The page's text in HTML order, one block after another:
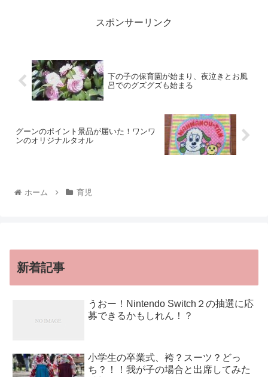
スポンサーリンク
下の子の保育園が始まり、夜泣きとお風
呂でのグズグズも始まる
グーンのポイント景品が届いた！ワンワ
ンのオリジナルタオル
ホーム 育児
新着記事
うおー！Nintendo Switch２の抽選に応
募できるかもしれん！？
小学生の卒業式、袴？スーツ？どっ
ち？！！我が子の場合と出席してみた